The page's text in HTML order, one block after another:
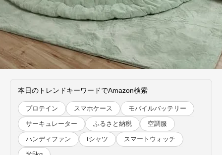
本日のトレンドキーワードでAmazon検索
プロテイン スマホケース モバイルバッテリー
サーキュレーター ふるさと納税 空調服
ハンディファン tシャツ スマートウォッチ